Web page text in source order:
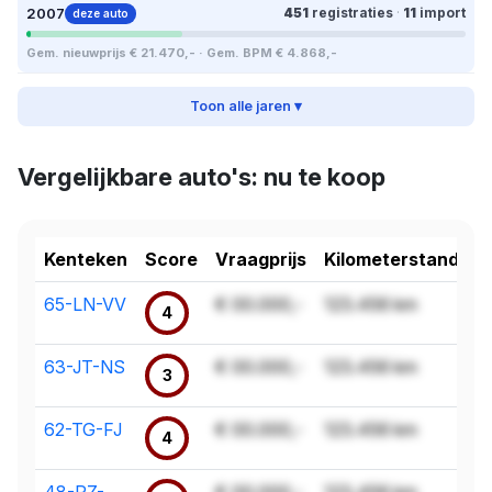
2007 deze auto 451 registraties · 11 import
Gem. nieuwprijs € 21.470,- · Gem. BPM € 4.868,-
Toon alle jaren ▾
Vergelijkbare auto's: nu te koop
Kenteken Score Vraagprijs Kilometerstand
65-LN-VV 4 € 00.000,- 123.456 km
63-JT-NS 3 € 00.000,- 123.456 km
62-TG-FJ 4 € 00.000,- 123.456 km